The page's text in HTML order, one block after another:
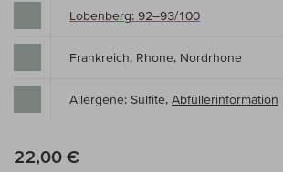
Lobenberg: 92–93/100
Frankreich, Rhone, Nordrhone
Allergene: Sulfite, Abfüllerinformation
22,00 €